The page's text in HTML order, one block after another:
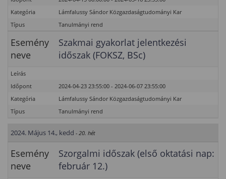
Kategória
Lámfalussy Sándor Közgazdaságtudományi Kar
Típus
Tanulmányi rend
Esemény
neve
Szakmai gyakorlat jelentkezési
időszak (FOKSZ, BSc)
Leírás
Időpont
2024-04-23 23:55:00 - 2024-06-07 23:55:00
Kategória
Lámfalussy Sándor Közgazdaságtudományi Kar
Típus
Tanulmányi rend
2024. Május 14., kedd - 20. hét
Esemény
neve
Szorgalmi időszak (első oktatási nap:
február 12.)